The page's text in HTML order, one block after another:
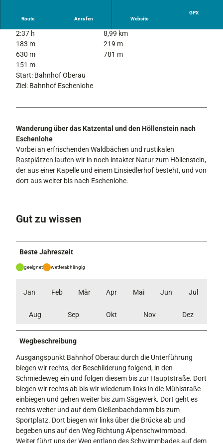
Route Anrufen Website
GPX
2:37 h
8,99 km
183 m
219 m
630 m
781 m
151 m
Start: Bahnhof Oberau
Ziel: Bahnhof Eschenlohe
Wanderung über das Katzental und den Höllenstein nach
Eschenlohe
Vorbei an erfrischenden Waldbächen und rustikalen
Rastplätzen laufen wir in noch intakter Natur zum Höllenstein,
der aus einer Kapelle und einem Einsiedlerhof besteht, und von
dort aus weiter bis nach Eschenlohe.
Gut zu wissen
Beste Jahreszeit
geeignet wetterabhängig
Jan Feb Mär Apr Mai Jun Jul
Aug Sep Okt Nov Dez
Wegbeschreibung
Ausgangspunkt Bahnhof Oberau: durch die Unterführung
biegen wir rechts, der Beschilderung folgend, in den
Schmiedeweg ein und folgen diesem bis zur Hauptstraße. Dort
biegen wir rechts ab bis wir wiederum links in die Mühlstraße
einbiegen und gehen weiter bis zum Sägewerk. Dort geht es
rechts weiter und auf dem Gießenbachdamm bis zum
Sportplatz. Dort biegen wir links über die Brücke ab und
begeben uns auf den Weg Richtung Alpenschwimmbad.
Weiter führt uns der Weg entlang des Schwimmbades auf dem